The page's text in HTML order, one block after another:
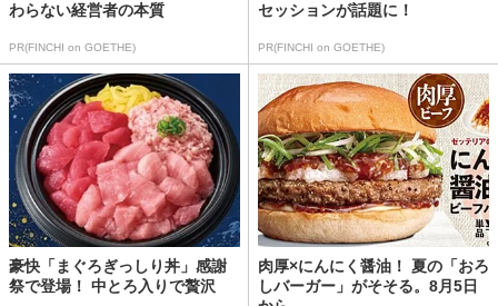
わらない経営者の本質
PR(FINCHI on GOETHE)
セッションが話題に！
PR(FINCHI on GOETHE)
豪快「まぐろぎっしり丼」感謝
祭で登場！ 中とろ入りで贅沢
肉厚×にんにく醤油！ 夏の「おろ
しバーガー」がそそる。8月5日